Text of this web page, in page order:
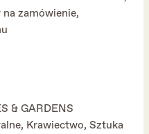
zamówienie,
& GARDENS
Krawiectwo, Sztuka